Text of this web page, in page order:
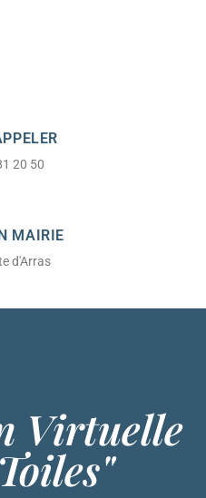
20 50
MAIRIE
d'Arras
Virtuelle